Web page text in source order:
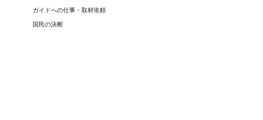
ガイドへの仕事・取材依頼
国民の決断